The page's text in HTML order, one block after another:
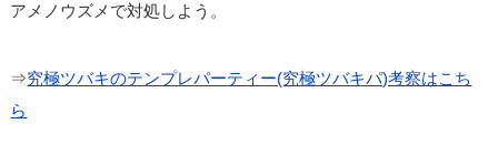
アメノウズメで対処しよう。
⇒究極ツバキのテンプレパーティー(究極ツバキパ)考察はこち
ら